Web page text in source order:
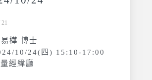
21
樺 博士
10/24(四) 15:10-17:00
經緯廳